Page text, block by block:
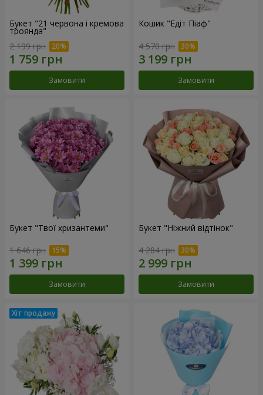
Букет "21 червона і кремова
троянда"
2 199 грн
Замовити
Кошик "Едіт Піаф"
4 570 грн
Замовити
Букет "Твої хризантеми"
1 646 грн
Замовити
Букет "Ніжний відтінок"
4 284 грн
Замовити